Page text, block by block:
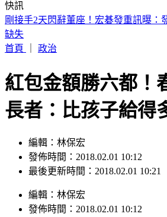
快訊
英特爾別想搶訂單？ 外媒曝：客戶
首頁
紅包金額勝六都
長者：比孩子給得
發佈時間：2018.02.01 10:12
最後更新時間：2018.02.01 10:21
發佈時間：2018.02.01 10:12
最後更新時間：2018.02.01 10:21